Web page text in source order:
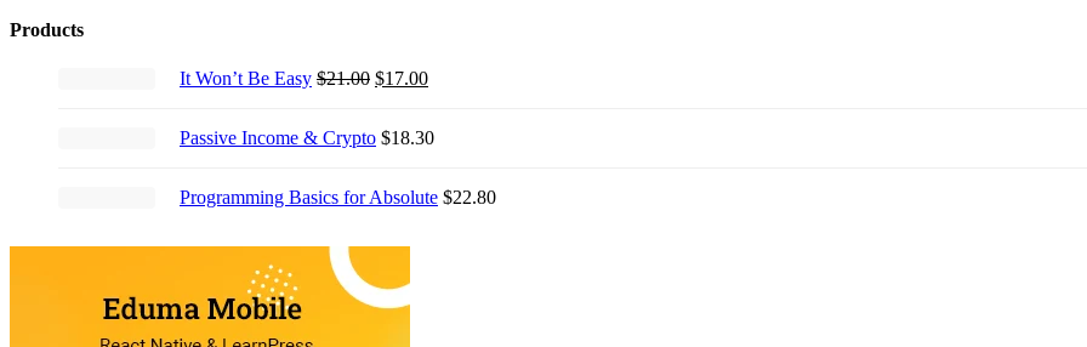
Products
It Won’t Be Easy $21.00 Original
$21.00.
$17.00Current
$17.00.
Passive Income & Crypto $18.30
Programming Basics for Absolute $22.80